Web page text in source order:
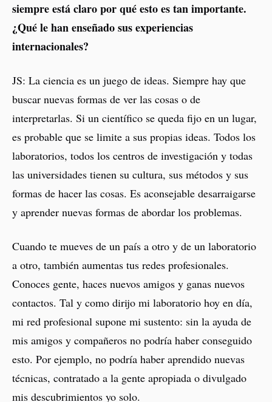
siempre está claro por qué esto es tan importante.
¿Qué le han enseñado sus experiencias
internacionales?
JS: La ciencia es un juego de ideas. Siempre hay que
buscar nuevas formas de ver las cosas o de
interpretarlas. Si un científico se queda fijo en un lugar,
es probable que se limite a sus propias ideas. Todos los
laboratorios, todos los centros de investigación y todas
las universidades tienen su cultura, sus métodos y sus
formas de hacer las cosas. Es aconsejable desarraigarse
y aprender nuevas formas de abordar los problemas.
Cuando te mueves de un país a otro y de un laboratorio
a otro, también aumentas tus redes profesionales.
Conoces gente, haces nuevos amigos y ganas nuevos
contactos. Tal y como dirijo mi laboratorio hoy en día,
mi red profesional supone mi sustento: sin la ayuda de
mis amigos y compañeros no podría haber conseguido
esto. Por ejemplo, no podría haber aprendido nuevas
técnicas, contratado a la gente apropiada o divulgado
mis descubrimientos yo solo.